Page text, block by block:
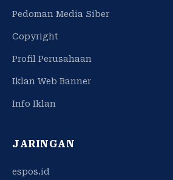
Pedoman Media Siber
Copyright
Profil Perusahaan
Iklan Web Banner
Info Iklan
JARINGAN
espos.id